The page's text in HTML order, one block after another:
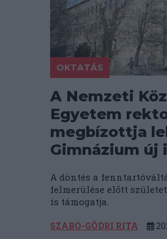
OKTATÁS
A Nemzeti
Egyetem
megbízottja
Gimnázium új
A döntés a
felmerülése előtt
is támogatja.
SZABÓ-GÖDRI RITA